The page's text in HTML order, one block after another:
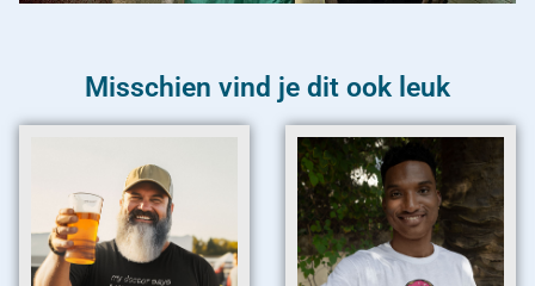
Misschien vind je dit ook leuk